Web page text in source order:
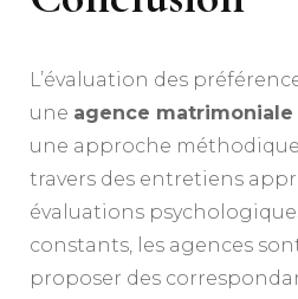
L’évaluation des
une agence matrimoniale
une approche
travers des entretiens
évaluations
constants, les agences
proposer des